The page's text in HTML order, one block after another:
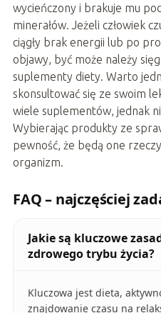
wycieńczony i brakuje mu
minerałów. Jeżeli człowiek
ciągły brak energii lub po
objawy, być może należy
suplementy diety. Warto
skonsultować się ze swoim
wiele suplementów, jednak
Wybierając produkty ze
pewność, że będą one
organizm.
FAQ – najczęściej
Jakie są kluczowe
zdrowego trybu życia?
Kluczowa jest dieta,
znajdowanie czasu na